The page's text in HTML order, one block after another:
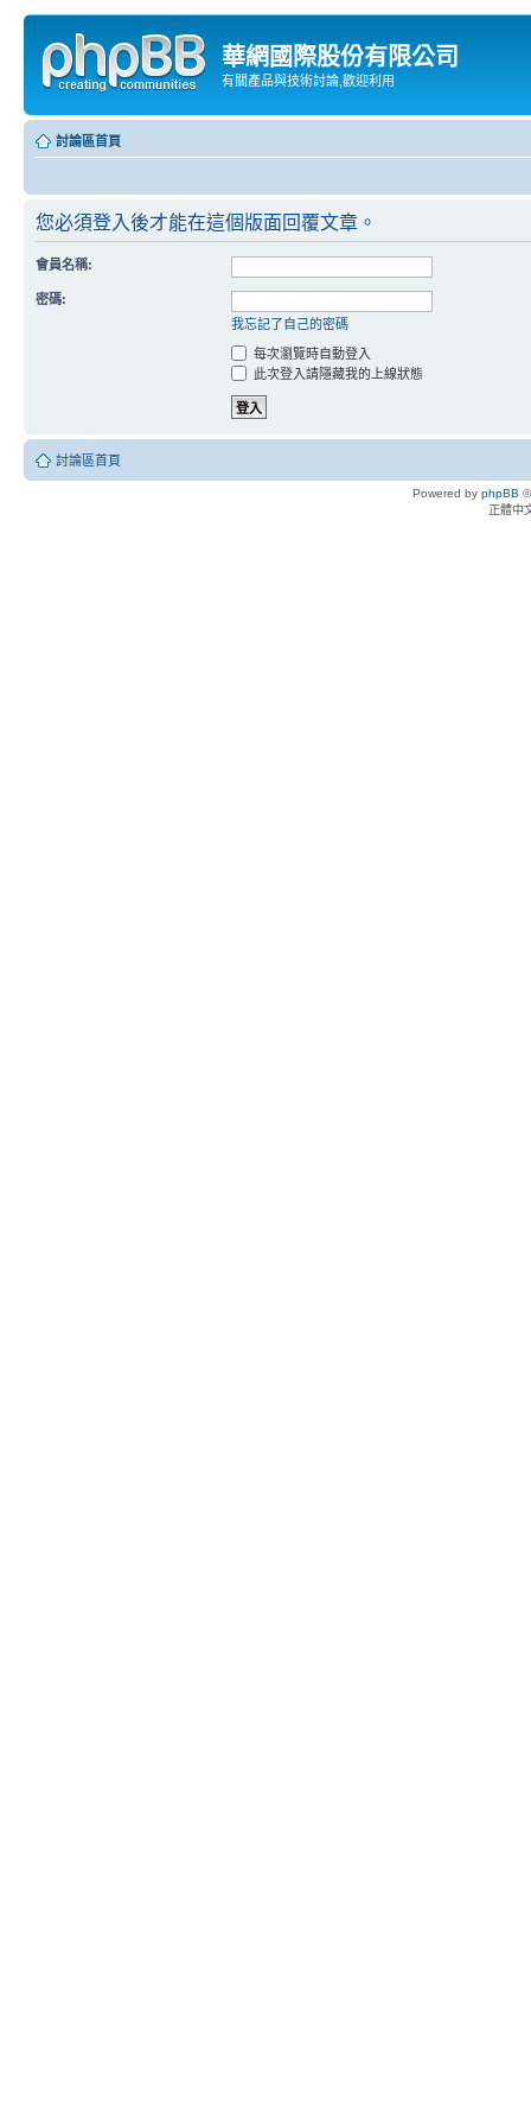
華網國際股份有限公司
有關產品與技術討論,歡迎利用
討論區首頁
您必須登入後才能在這個版面回覆文章。
會員名稱:
密碼:
我忘記了自己的密碼
每次瀏覽時自動登入
此次登入請隱藏我的上線狀態
討論區首頁
Powered by phpBB
正體中